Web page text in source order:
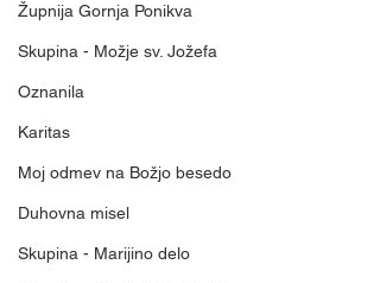
Župnija Gornja Ponikva
Skupina - Možje sv. Jožefa
Oznanila
Karitas
Moj odmev na Božjo besedo
Duhovna misel
Skupina - Marijino delo